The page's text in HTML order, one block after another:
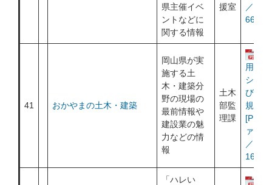
県主催イベ
ントなどに
関する情報
援室
／
41 おかやまの土木・建築
岡山県が実
施する土
木・建築分
野の現場の
最前情報や
建設業の魅
力などの情
報
土木
部監
理課
用ポリ
シー及
び利用
規約
[PDF
ァイル
／
「ハレい